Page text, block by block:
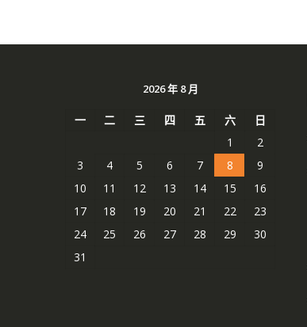
2026 年 8 月
一 二 三 四 五 六
日
1
2
3
4 5 6 7 8
9
10
11 12 13 14 15
16
17
18 19 20 21 22
23
24
25 26 27 28 29
30
31